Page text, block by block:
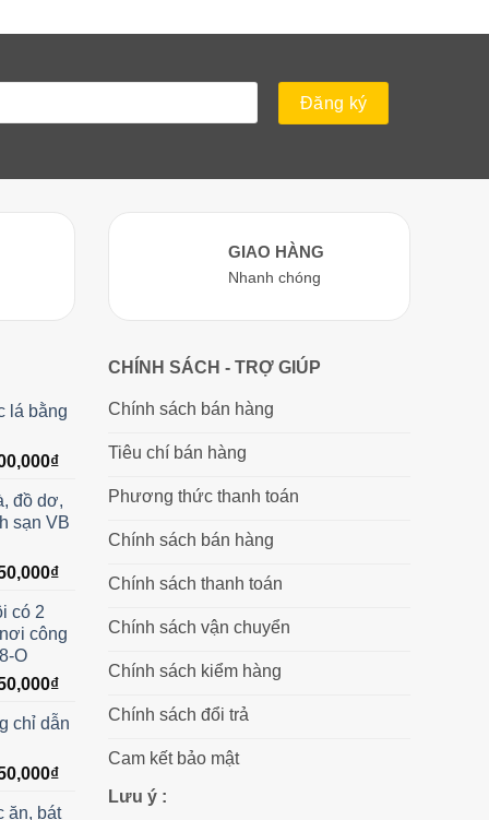
GIAO HÀNG
Nhanh chóng
lá bằng
₫Giá
tại
là:
2,800,000₫.
đồ dơ,
sạn VB
₫Giá
là:
2,750,000₫.
có 2
công
O
₫Giá
tại
2,750,000₫.
chỉ dẫn
₫Giá
ăn, bát
CHÍNH SÁCH - TRỢ GIÚP
Chính sách bán hàng
Tiêu chí bán hàng
Phương thức thanh toán
Chính sách bán hàng
Chính sách thanh toán
Chính sách vận chuyển
Chính sách kiểm hàng
Chính sách đổi trả
Cam kết bảo mật
Lưu ý :